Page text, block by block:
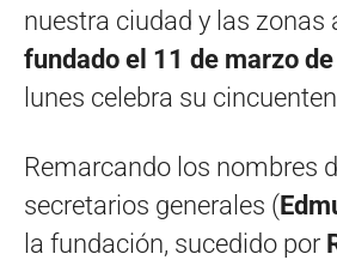
nuestra ciudad y las zonas
fundado el 11 de marzo
lunes celebra su
Remarcando los nombres
secretarios generales (
la fundación, sucedido por